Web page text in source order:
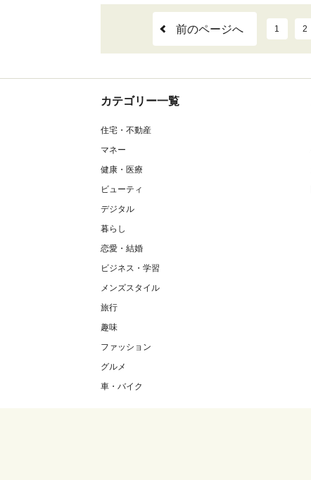
前のページへ 1 2
カテゴリー一覧
住宅・不動産
マネー
健康・医療
ビューティ
デジタル
暮らし
恋愛・結婚
ビジネス・学習
メンズスタイル
旅行
趣味
ファッション
グルメ
車・バイク